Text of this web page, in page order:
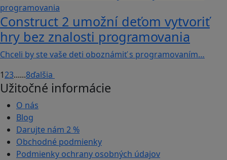
Construct 2 umožní deťom vytvoriť
hry bez znalosti programovania
Chceli by ste vaše deti oboznámiť s programovaním…
123......8ďalšia
Užitočné informácie
O nás
Blog
Darujte nám 2 %
Obchodné podmienky
Podmienky ochrany osobných údajov